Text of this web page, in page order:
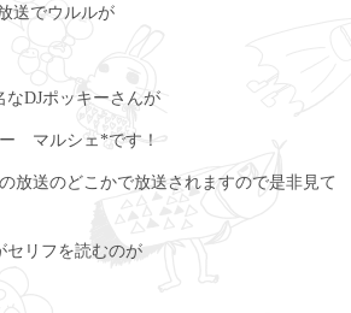
送でウルルが
DJポッキーさんが
マルシェ*です！
放送のどこかで放送されますので是非見て
セリフを読むのが